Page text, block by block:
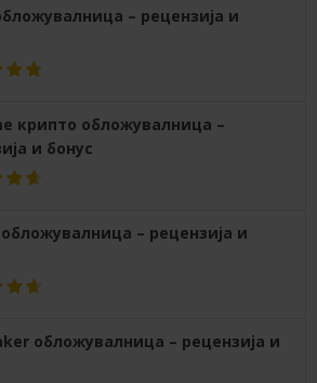
– рецензија и
крипто обложувалница –
и бонус
– рецензија и
обложувалница – рецензија и